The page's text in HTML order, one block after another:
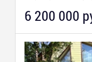
6 200 000